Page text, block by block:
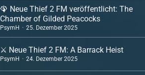
🦚 Neue Thief 2 FM veröffentlicht: The
Chamber of Gilded Peacocks
PsymH 25. Dezember 2025
⚔️ Neue Thief 2 FM: A Barrack Heist
PsymH 24. Dezember 2025